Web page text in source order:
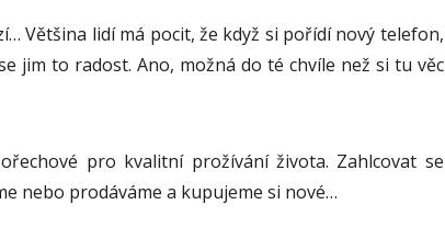
Většina lidí má pocit, že když si pořídí nový telefon,
jim to radost. Ano, možná do té chvíle než si tu věc
pro kvalitní prožívání života. Zahlcovat se
nebo prodáváme a kupujeme si nové…